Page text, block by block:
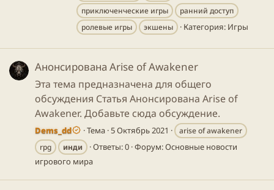
приключенческие игры
ранний доступ
ролевые игры
экшены Категория: Игры
Анонсирована Arise of Awakener
Эта тема предназначена для общего
обсуждения Статья Анонсирована Arise of
Awakener. Добавьте сюда обсуждение.
Dems_dd Тема 5 Октябрь 2021
arise of awakener
rpg
инди Ответы: 0 Форум:Основные новости
игрового мира